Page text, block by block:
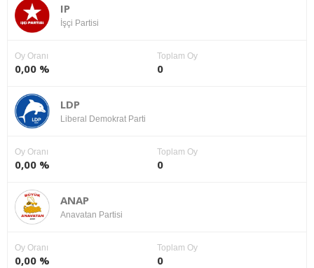
IP
İşçi Partisi
Oy Oranı
0,00 %
Toplam Oy
0
LDP
Liberal Demokrat Parti
Oy Oranı
0,00 %
Toplam Oy
0
ANAP
Anavatan Partisi
Oy Oranı
0,00 %
Toplam Oy
0